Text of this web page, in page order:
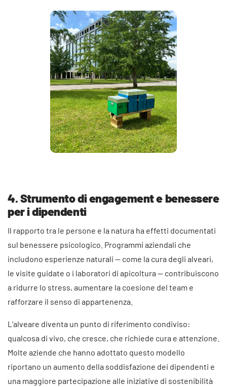
4. Strumento di engagement e benessere
per i dipendenti
Il rapporto tra le persone e la natura ha effetti documentati
sul benessere psicologico. Programmi aziendali che
includono esperienze naturali — come la cura degli alveari,
le visite guidate o i laboratori di apicoltura — contribuiscono
a ridurre lo stress, aumentare la coesione del team e
rafforzare il senso di appartenenza.
L’alveare diventa un punto di riferimento condiviso:
qualcosa di vivo, che cresce, che richiede cura e attenzione.
Molte aziende che hanno adottato questo modello
riportano un aumento della soddisfazione dei dipendenti e
una maggiore partecipazione alle iniziative di sostenibilità